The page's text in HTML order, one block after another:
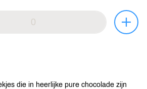
die in heerlijke pure chocolade zijn